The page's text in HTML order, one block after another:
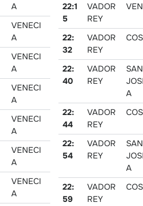
A
VENECI
A
VENECI
A
VENECI
A
VENECI
A
VENECI
A
VENECI
A
22:1
5
VADOR
REY
22:
32
VADOR
REY
22:
40
VADOR
REY
SAN
A
22:
44
VADOR
REY
22:
54
VADOR
REY
SAN
A
22:
59
VADOR
REY